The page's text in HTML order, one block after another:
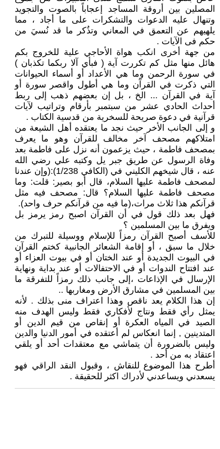
المصلين بين أروقة المساجد إعجاباً بالصوت والتجويد
وتنهال عليه الدعوات والتشكرات على ما أجاد ، مما
يلهيهم عن التعمق في المعاني وتذُكر ما قد نُسيَ من
حكم فى الآيات .
من جهة أخرى انكب هواة الأحاجي علية للخروج بكم
هائل منها مثل كم تكررت آية ( فبأي آلا ربكما تكذبان )
في سورة الرحمن وما هي الأعداد أو أسماء الحيوانات
التي ذكرت في القرآن وما هي أطول واقصر سورة أو
آية في القرآن ... الخ ، بل إن بعضهم ذهب إلى ربط
أحداث الحادي عشر من سبتمبر بأرقام وتراتيب لآيات
قرآنية في دعوة صريحة للسخرية من قدسية الكتاب .
و إلى الجانب الأخر حيث نجد ما يعتقده أهل الشيعة من
امتلاكهم مصحف آخر مخالف للقرآن وهو ما يعرف
بمصحف فاطمة ، حيث يزعمون أنه نزل على فاطمة بعد
وفاة الرسول عن طريق جبر يل وكتبه علي رضي الله
عنه ، قال شيخهم الكليني في (الكافي 1/238):(وإن عندنا
لمصحف فاطمة عليها السلام، قال أبو بصير: قلت: وما
مصحف فاطمة عليها السلام؟ قال: مصحف فيه مثل
قرآنكم هذا ثلاث مرات،(ما فيه من قرآنكم حرف واحد).
فهل بعد ذلك قول في أن القرآن اصبح رمز يرمز بل
ويفرق ما بين المسلمين ؟
للأسف أصبح القرآن رمزاً للإسلام ووسيلة للتبرك من
خلال ما سبق ، أو إقامة الشعائر الجانبية كختم القرآن
في البيوت الجديدة أو عند الختان أو في بيوت العزاء أو
عند افتتاح الندوات أو في الاحتفالات أو عند بداية ونهاية
الإرسال في الإذاعات ،إلى جانب ذلك رمزاً للتفرقة ما
بين المسلمين في مشارق الأرض ومغاربها ..
إن هذا الكلام يعد ناقص وهذا اعتراف منى بذلك . لأنه
يمثل رأي فقط ونتاج لأفكاري فقط وليس الهدف منه
الصيد في المياه العكرة أو إنقاص من قيم الدين أو
المتدينين , إنما انعكاس لم أعتقده في أمور الدنيا والدين
وليس بالضرورة أن يتماشي مع معتقدات أحد أو يلقي
اعتقاد به من أحد .
أطرح هذا الموضوع للنقاش ، وقبول النقد الراقي فهو
يسعدني ويساعدني لأدراك اكثر للحقيقة .